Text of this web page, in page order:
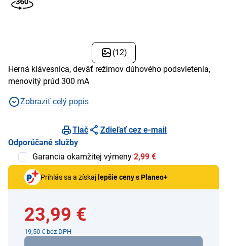
(12)
Herná klávesnica, deväť režimov dúhového podsvietenia,
menovitý prúd 300 mA
Zobraziť celý popis
Tlač
Zdieľať cez e-mail
Odporúčané služby
Garancia okamžitej výmeny 2,99 €
Prihlás sa a získaj lepšie ceny s Planeo+
23,99 €
19,50 € bez DPH